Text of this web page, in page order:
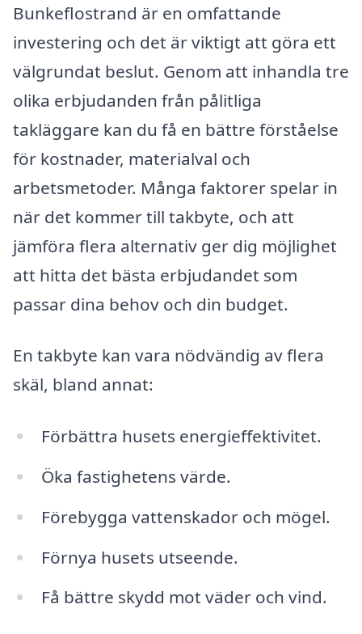
Bunkeflostrand är en omfattande
investering och det är viktigt att göra ett
välgrundat beslut. Genom att inhandla tre
olika erbjudanden från pålitliga
takläggare kan du få en bättre förståelse
för kostnader, materialval och
arbetsmetoder. Många faktorer spelar in
när det kommer till takbyte, och att
jämföra flera alternativ ger dig möjlighet
att hitta det bästa erbjudandet som
passar dina behov och din budget.
En takbyte kan vara nödvändig av flera
skäl, bland annat:
Förbättra husets energieffektivitet.
Öka fastighetens värde.
Förebygga vattenskador och mögel.
Förnya husets utseende.
Få bättre skydd mot väder och vind.